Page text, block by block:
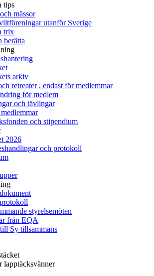
tips
mässor
utanför Sverige
trix
berätta
arkiv
retreater , endast för medlemmar
för medlem
och tävlingar
och stipendium
2026
och protokoll
styrelsemöten
från EQA
Sy tillsammans
lapptäcksvänner